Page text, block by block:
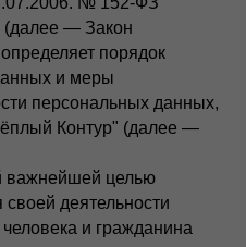
— Закон
порядок
и меры
персональных данных,
Контур" (далее —
важнейшей целью
деятельности
и гражданина